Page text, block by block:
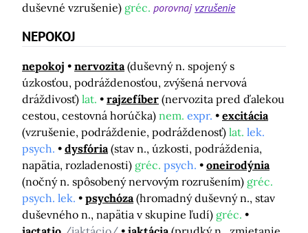
duševné vzrušenie) gréc. porovnaj vzrušenie
NEPOKOJ
nepokoj nervozita (duševný n. spojený s
úzkosťou, podráždenosťou, zvýšená nervová
dráždivosť) lat. rajzefíber (nervozita pred ďalekou
cestou, cestovná horúčka) nem. expr.
excitácia
(vzrušenie, podráždenie, podráždenosť) lat. lek.
psych.
dysfória (stav n., úzkosti, podráždenia,
napätia, rozladenosti) gréc. psych.
oneirodýnia
(nočný n. spôsobený nervovým rozrušením) gréc.
psych. lek.
psychóza (hromadný duševný n., stav
duševného n., napätia v skupine ľudí) gréc.